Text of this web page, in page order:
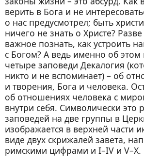
верить в Бога и не
о нас предусмотрел; быть
ничего не знать о Христе?
важное познать, как устроить
с Богом? А ведь именно об этом
четыре заповеди Декалогия
никто и не вспоминает) – об
и творения, Бога и человека.
об отношениях человека с
внутри себя. Символически это
заповедей на две группы в
изображается в верхней части
виде двух скрижалей завета,
римскими цифрами и I–IV и V–X.